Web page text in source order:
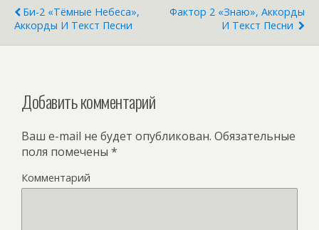
Би-2 «Тёмные Небеса»,
Аккорды И Текст Песни
Фактор 2 «Знаю», Аккорды
И Текст Песни
Добавить комментарий
Ваш e-mail не будет опубликован. Обязательные
поля помечены *
Комментарий